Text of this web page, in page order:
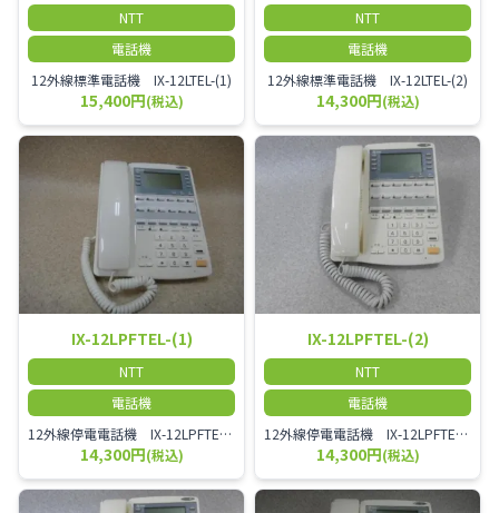
NTT
電話機
12外線標準電話機 IX-12LTEL-(1)
15,400円(税込)
NTT
電話機
12外線標準電話機 IX-12LTEL-(2)
14,300円(税込)
IX-12LPFTEL-(1)
NTT
電話機
12外線停電電話機 IX-12LPFTEL-(1)
14,300円(税込)
IX-12LPFTEL-(2)
NTT
電話機
12外線停電電話機 IX-12LPFTEL-(2)
14,300円(税込)